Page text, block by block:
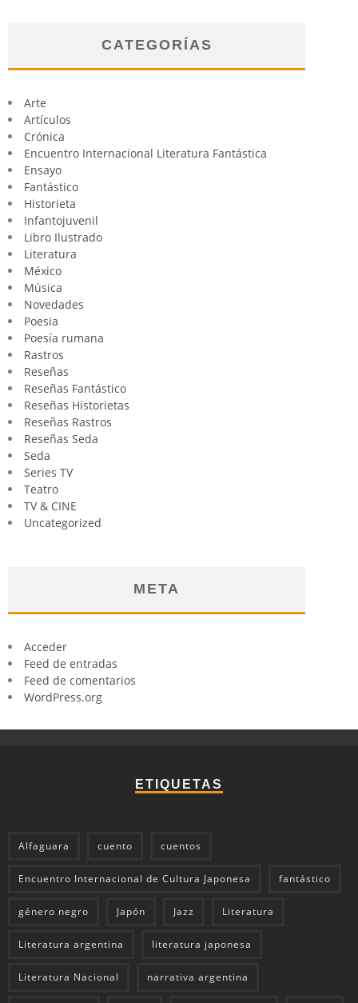
CATEGORÍAS
Arte
Artículos
Crónica
Encuentro Internacional Literatura Fantástica
Ensayo
Fantástico
Historieta
Infantojuvenil
Libro Ilustrado
Literatura
México
Música
Novedades
Poesia
Poesía rumana
Rastros
Reseñas
Reseñas Fantástico
Reseñas Historietas
Reseñas Rastros
Reseñas Seda
Seda
Series TV
Teatro
TV & CINE
Uncategorized
META
Acceder
Feed de entradas
Feed de comentarios
WordPress.org
ETIQUETAS
Alfaguara cuento cuentos
Encuentro Internacional de Cultura Japonesa fantástico
género negro Japón Jazz Literatura
Literatura argentina literatura japonesa
Literatura Nacional narrativa argentina